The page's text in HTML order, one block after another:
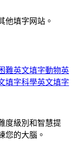
他填字网站。
難英文填字動物英
填字科學英文填字
度級別和智慧提
您的大腦。